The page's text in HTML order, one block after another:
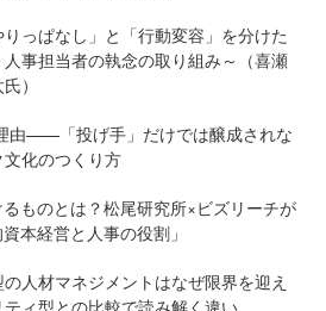
りっぱなし」と「行動変容」を分けた
事担当者の執念の取り組み～（喜瀬
）
由——「投げ手」だけでは醸成されな
化のつくり方
ものとは？松尾研究所×ビズリーチが
本経営と人事の役割」
人材マネジメントはなぜ限界を迎え